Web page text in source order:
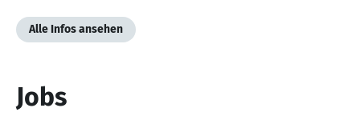
Alle Infos ansehen
Jobs